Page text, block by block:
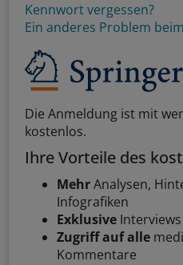
Kennwort vergessen?
Ein anderes Problem
Die Anmeldung ist mit
kostenlos.
Ihre Vorteile des
MehrAnalysen,
Infografiken
Exklusive
Zugriff auf alle
Kommentare